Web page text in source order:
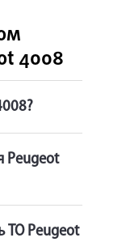
4008
Peugeot
ТО Peugeot